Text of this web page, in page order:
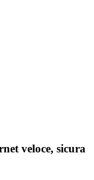
veloce, sicura